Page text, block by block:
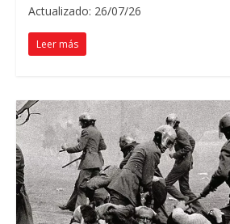
Actualizado: 26/07/26
Leer más